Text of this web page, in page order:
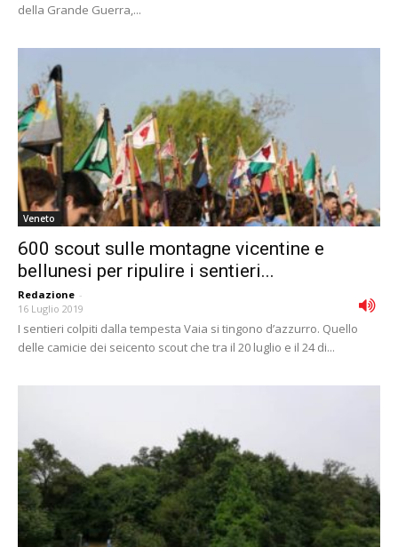
della Grande Guerra,...
Veneto
600 scout sulle montagne vicentine e
bellunesi per ripulire i sentieri...
Redazione -
16 Luglio 2019
I sentieri colpiti dalla tempesta Vaia si tingono d’azzurro. Quello
delle camicie dei seicento scout che tra il 20 luglio e il 24 di...